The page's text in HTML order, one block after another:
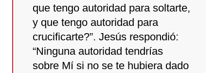
que tengo autoridad para soltarte,
y que tengo autoridad para
crucificarte?”. Jesús respondió:
“Ninguna autoridad tendrías
sobre Mí si no se te hubiera dado